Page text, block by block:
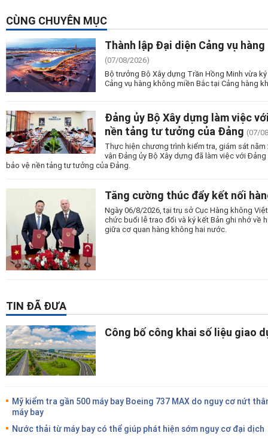
CÙNG CHUYÊN MỤC
Thành lập Đại diện Cảng vụ
(07/08/2026)
Bộ trưởng Bộ Xây dựng Trần Hồng Minh vừa
Cảng vụ hàng không miền Bắc tại Cảng hàng
Đảng ủy Bộ Xây dựng làm việc
nền tảng tư tưởng của Đảng (07/
Thực hiện chương trình kiểm tra, giám sát
vận Đảng ủy Bộ Xây dựng đã làm việc với
bảo vệ nền tảng tư tưởng của Đảng.
Tăng cường thúc đẩy kết nối
Ngày 06/8/2026, tại trụ sở Cục Hàng không
chức buổi lễ trao đổi và ký kết Bản ghi nhớ về
giữa cơ quan hàng không hai nước.
TIN ĐÃ ĐƯA
Công bố công khai số liệu giao
Mỹ kiểm tra gần 500 máy bay Boeing 737 MAX do nguy cơ nứt
máy bay
Nước thải từ máy bay có thể giúp phát hiện sớm nguy cơ đại dịch